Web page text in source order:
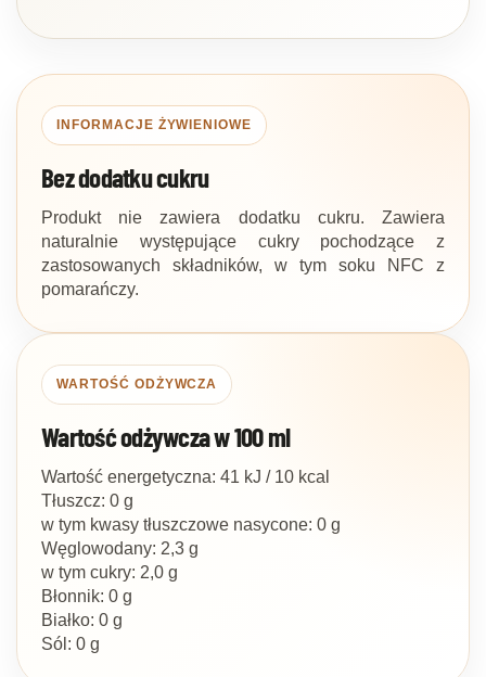
INFORMACJE ŻYWIENIOWE
Bez dodatku cukru
Produkt nie zawiera dodatku cukru. Zawiera
naturalnie występujące cukry pochodzące z
zastosowanych składników, w tym soku NFC z
pomarańczy.
WARTOŚĆ ODŻYWCZA
Wartość odżywcza w 100 ml
Wartość energetyczna: 41 kJ / 10 kcal
Tłuszcz: 0 g
w tym kwasy tłuszczowe nasycone: 0 g
Węglowodany: 2,3 g
w tym cukry: 2,0 g
Błonnik: 0 g
Białko: 0 g
Sól: 0 g